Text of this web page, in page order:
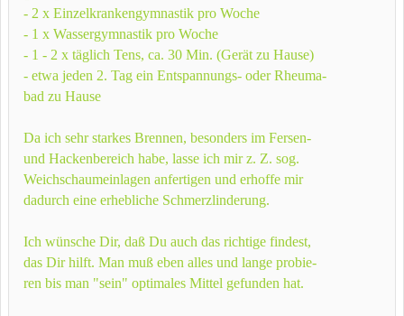
- 2 x Einzelkrankengymnastik pro Woche
- 1 x Wassergymnastik pro Woche
- 1 - 2 x täglich Tens, ca. 30 Min. (Gerät zu Hause)
- etwa jeden 2. Tag ein Entspannungs- oder Rheuma-
bad zu Hause
Da ich sehr starkes Brennen, besonders im Fersen-
und Hackenbereich habe, lasse ich mir z. Z. sog.
Weichschaumeinlagen anfertigen und erhoffe mir
dadurch eine erhebliche Schmerzlinderung.
Ich wünsche Dir, daß Du auch das richtige findest,
das Dir hilft. Man muß eben alles und lange probie-
ren bis man "sein" optimales Mittel gefunden hat.